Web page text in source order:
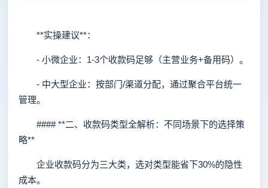
**实操建议**：
- 小微企业：1-3个收款码足够（主营业务+备用码）。
- 中大型企业：按部门/渠道分配，通过聚合平台统一
管理。
#### **二、收款码类型全解析：不同场景下的选择策
略**
企业收款码分为三大类，选对类型能省下30%的隐性
成本。